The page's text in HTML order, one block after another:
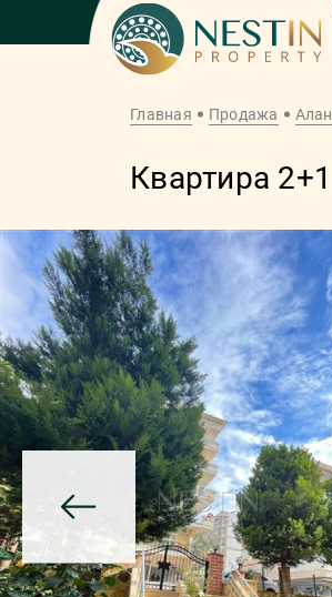
Главная Продажа
Квартира